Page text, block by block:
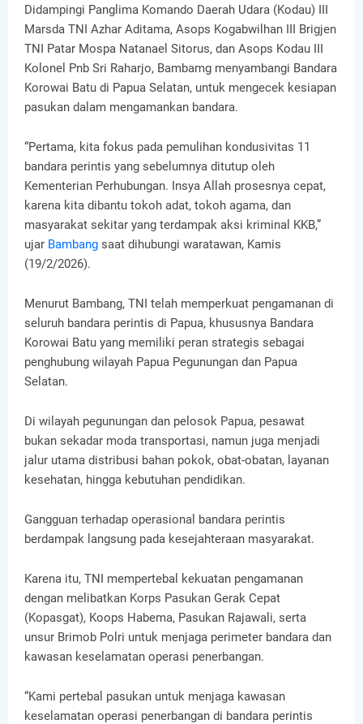
Didampingi Panglima Komando Daerah Udara (Kodau) III
Marsda TNI Azhar Aditama, Asops Kogabwilhan III Brigjen
TNI Patar Mospa Natanael Sitorus, dan Asops Kodau III
Kolonel Pnb Sri Raharjo, Bambamg menyambangi Bandara
Korowai Batu di Papua Selatan, untuk mengecek kesiapan
pasukan dalam mengamankan bandara.
“Pertama, kita fokus pada pemulihan kondusivitas 11
bandara perintis yang sebelumnya ditutup oleh
Kementerian Perhubungan. Insya Allah prosesnya cepat,
karena kita dibantu tokoh adat, tokoh agama, dan
masyarakat sekitar yang terdampak aksi kriminal KKB,”
ujar Bambang saat dihubungi waratawan, Kamis
(19/2/2026).
Menurut Bambang, TNI telah memperkuat pengamanan di
seluruh bandara perintis di Papua, khususnya Bandara
Korowai Batu yang memiliki peran strategis sebagai
penghubung wilayah Papua Pegunungan dan Papua
Selatan.
Di wilayah pegunungan dan pelosok Papua, pesawat
bukan sekadar moda transportasi, namun juga menjadi
jalur utama distribusi bahan pokok, obat-obatan, layanan
kesehatan, hingga kebutuhan pendidikan.
Gangguan terhadap operasional bandara perintis
berdampak langsung pada kesejahteraan masyarakat.
Karena itu, TNI mempertebal kekuatan pengamanan
dengan melibatkan Korps Pasukan Gerak Cepat
(Kopasgat), Koops Habema, Pasukan Rajawali, serta
unsur Brimob Polri untuk menjaga perimeter bandara dan
kawasan keselamatan operasi penerbangan.
“Kami pertebal pasukan untuk menjaga kawasan
keselamatan operasi penerbangan di bandara perintis